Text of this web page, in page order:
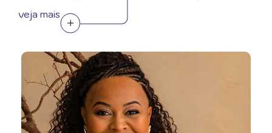
veja mais